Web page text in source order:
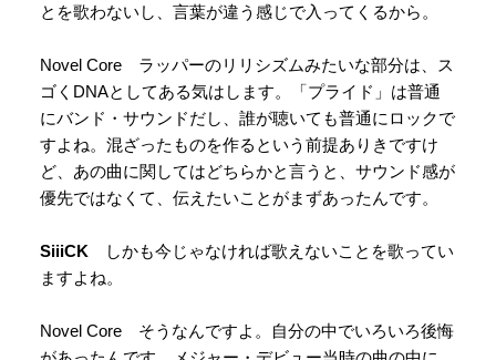
とを歌わないし、言葉が違う感じで入ってくるから。
Novel Core ラッパーのリリシズムみたいな部分は、ス
ゴくDNAとしてある気はします。「プライド」は普通
にバンド・サウンドだし、誰が聴いても普通にロックで
すよね。混ざったものを作るという前提ありきですけ
ど、あの曲に関してはどちらかと言うと、サウンド感が
優先ではなくて、伝えたいことがまずあったんです。
SiiiCK しかも今じゃなければ歌えないことを歌ってい
ますよね。
Novel Core そうなんですよ。自分の中でいろいろ後悔